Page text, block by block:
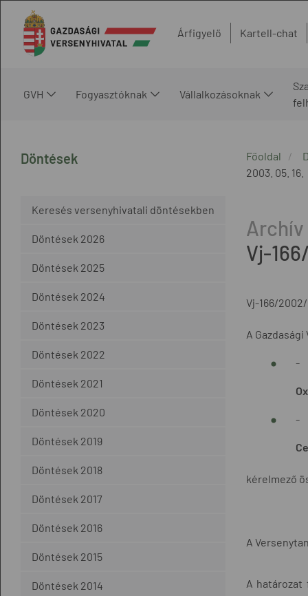
Árfigyelő Kartell-chat
GVH Fogyasztóknak Vállalkozásoknak
Döntések
Keresés versenyhivatali döntésekben
Döntések 2026
Döntések 2025
Döntések 2024
Döntések 2023
Döntések 2022
Döntések 2021
Döntések 2020
Döntések 2019
Döntések 2018
Döntések 2017
Döntések 2016
Döntések 2015
Döntések 2014
Főoldal
2003. 05. 16.
Vj-
Vj-166/2002/
A
-
-
kérelmező
A
A határozat